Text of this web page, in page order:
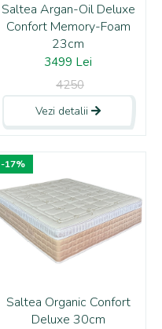
Saltea Argan-Oil Deluxe
Confort Memory-Foam
23cm
3499 Lei
4250
Vezi detalii
-17%
Saltea Organic Confort
Deluxe 30cm